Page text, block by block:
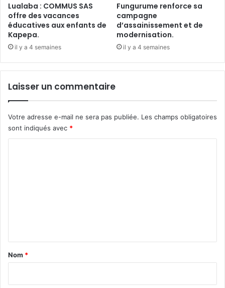
Lualaba : COMMUS SAS
offre des vacances
éducatives aux enfants de
Kapepa.
il y a 4 semaines
Fungurume renforce sa
campagne
d’assainissement et de
modernisation.
il y a 4 semaines
Laisser un commentaire
Votre adresse e-mail ne sera pas publiée. Les champs obligatoires
sont indiqués avec *
a
Nom *